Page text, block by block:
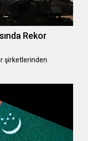
Rekor
şirketlerinden